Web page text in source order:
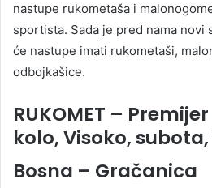
nastupe rukometaša i
sportista. Sada je pred nama
će nastupe imati rukometaši,
odbojkašice.
RUKOMET – Premijer
kolo, Visoko, subota,
Bosna – Gračanica